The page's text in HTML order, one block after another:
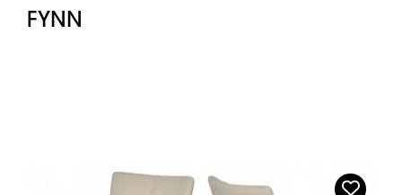
FYNN